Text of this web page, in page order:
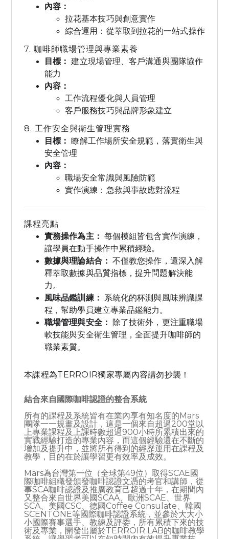
內容：
拉花基本技巧與創意實作
綜合運用：從萃取到拉花的一站式操作
7. 咖啡師職場管理與專業素養
目標： 建立現場管理、客戶溝通與團隊協作
能力
內容：
工作流程優化與人員管理
客戶服務技巧與品牌形象建立
8. 工作安全與衛生管理實務
目標： 瞭解工作場所安全規範，落實衛生與
安全管理
內容：
職場安全常識與風險防範
實作演練：急救與事故應對流程
課程亮點
實務操作為主： 每個模組皆包含實作演練，
讓學員在動手操作中累積經驗。
數據與理論結合： 不僅教您操作，還深入解
釋萃取數據與品質指標，提升問題解決能
力。
風味品鑑訓練： 系統化的杯測與風味辨識課
程，幫助學員建立專業品鑑能力。
職場管理與安全：
除了技術外，更注重職場
軟技能與安全衛生管理，全面提升咖啡師的
職業素質。
本課程為TERROIR獨家專屬內容請勿抄襲！
結合來自國際咖啡認證的整合系統
所有的課程及系統皆有在業內享有知名度的Mars
團隊一一規畫及設計，這是一個來自超過200堂以
上專業課程及上課時數超過900小時所累積出來的
實戰經驗打造的專業內容，而這個經驗還在不斷的
增加及提升中，並將所有得到的經歷運用在課程及
教學，目的在於讓學習更有效率及成效。
Mars為台灣第一位（全球第49位）取得SCAE國
際咖啡組織發頒發咖啡認證文憑的考官和講師，從
事SCA咖啡認證及推廣教育己超過十年，在期間內
又整合來自世界美國SCAA、歐洲SCAE、世界
SCA、美國CSC、德國Coffee Consulate、韓國
SCENTONE等國際咖啡認證系統，並參於大大小
小國際賽事選手、教練及評委，所有累積下來的技
術及專業，開發出屬於TERROIR LAB的咖啡教學